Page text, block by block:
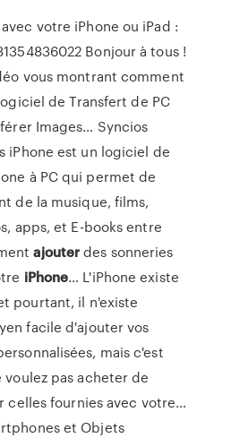
votre iPhone ou iPad :
Bonjour à tous !
vous montrant comment
de Transfert de PC
Images… Syncios
iPhone est un logiciel de
à PC qui permet de
de la musique, films,
apps, et E-books entre
ajouterdes sonneries
iPhone… L'iPhone existe
pourtant, il n'existe
facile d'ajouter vos
mais c'est
voulez pas acheter de
celles fournies avec votre…
et Objets